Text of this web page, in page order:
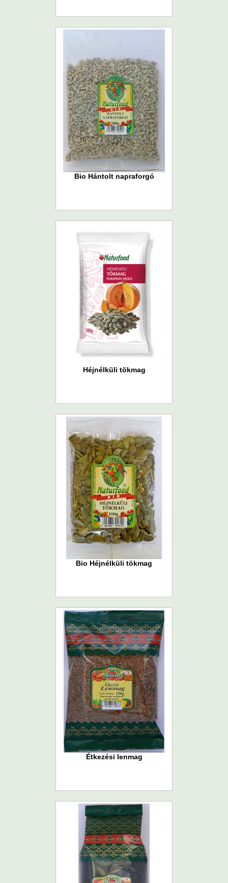
Bio Hántolt napraforgó
Héjnélküli tökmag
Bio Héjnélküli tökmag
Étkezési lenmag